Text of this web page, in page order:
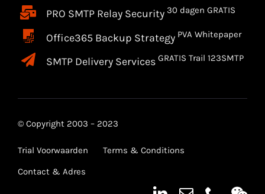
PRO SMTP Relay Security 30 dagen GRATIS
Office365 Backup Strategy PVA Whitepaper
SMTP Delivery Services GRATIS Trail 123SMTP
© Copyright 2003 – 2023
Trial Voorwaarden
Terms & Conditions
Contact & Adres